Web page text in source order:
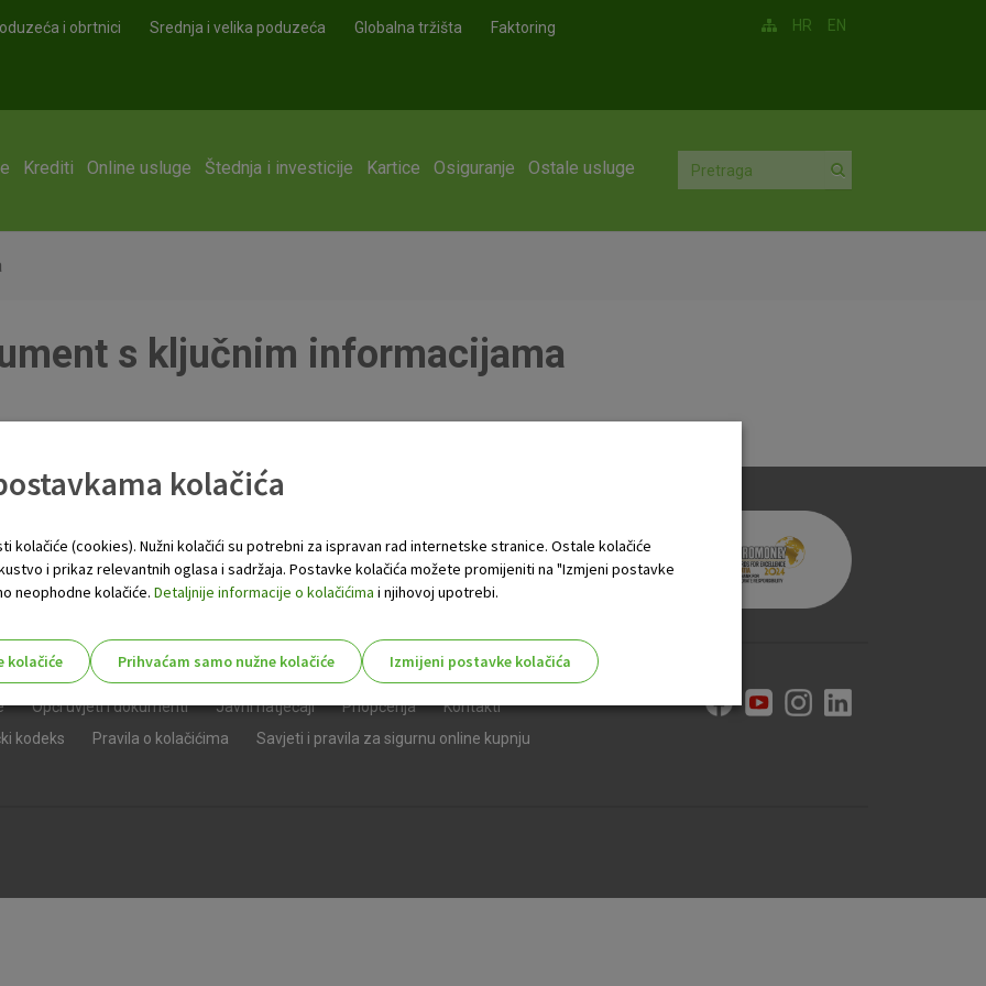
i obrtnici Srednja i velika poduzeća Globalna tržišta Faktoring HR EN
Krediti Online usluge Štednja i investicije Kartice Osiguranje Ostale usluge
s ključnim informacijama
Opći uvjeti i dokumenti Javni natječaji Priopćenja
Kontakti
kodeks
Pravila o kolačićima Savjeti i pravila za sigurnu online kupnju
kolačića
kolačiće (cookies). Nužni kolačići su potrebni za ispravan rad internetske stranice. Ostale kolačiće
i prikaz relevantnih oglasa i sadržaja. Postavke kolačića možete promijeniti na "Izmjeni postavke
neophodne kolačiće. Detaljnije informacije o kolačićima i njihovoj upotrebi.
kolačiće Prihvaćam samo nužne kolačiće
Izmijeni postavke kolačića